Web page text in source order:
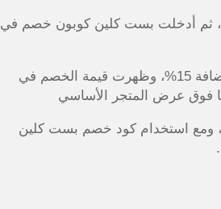
قبل الخصم 369 ريال، وبعد عرض المتجر أصبح السعر 220 ريال، ثم أدخلت بست كلين كوبون خصم في
بعد تطبيق الكود، انخفض إجمالي الطلب إلى 209 ريال شامل ضريبة القيمة المضافة 15%، وظهرت قيمة الخصم في
عرض خصم 40% مع التوصيل مجانًا، ومع استخدام كود خصم بست كلين